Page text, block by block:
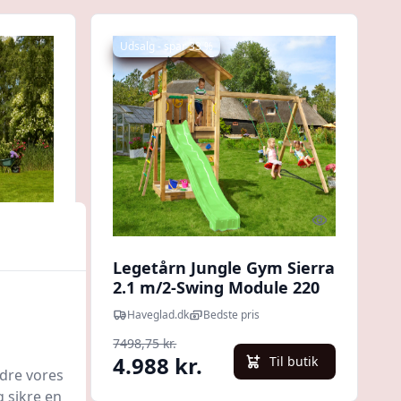
Udsalg - spar 33 %
Quick look
Legetårn Jungle Gym Sierra
2.1 m/2-Swing Module 220
og grøn rutschebane
Haveglad.dk Bedste pris
7498,75 kr.
4.988 kr. Til butik
vores
sikre en